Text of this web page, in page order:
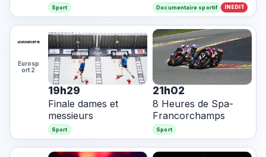
Sport Documentaire sportif INEDIT
Eurosp
ort 2
19h29
Finale dames et
messieurs
Sport
21h02
8 Heures de Spa-
Francorchamps
Sport